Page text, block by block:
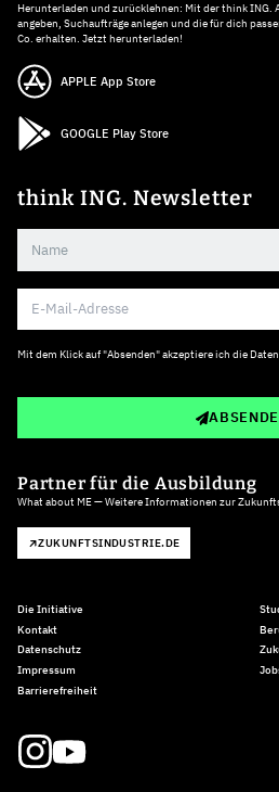
Herunterladen und zurücklehnen: Mit der think ING.
angeben, Suchaufträge anlegen und die für dich
Co. erhalten. Jetzt herunterladen!
APPLE App Store
GOOGLE Play Store
think ING. Newsletter
Mit dem Klick auf "Absenden" akzeptiere ich die
Partner für die Ausbildung
What about ME — Weitere Informationen zur
ZUKUNFTSINDUSTRIE.DE
Die Initiative
Kontakt
Datenschutz
Impressum
Barrierefreiheit